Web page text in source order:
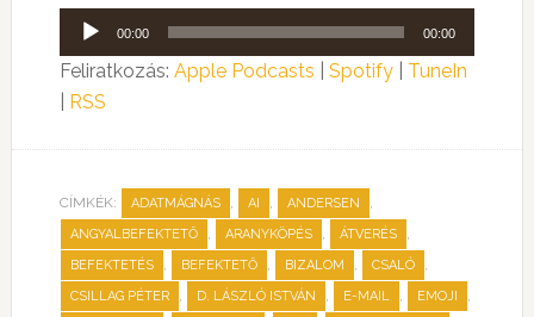
Audió
lejátszó
00:00 00:00
Feliratkozás: Apple Podcasts Spotify| TuneIn
RSS
CÍMKÉK: ADATMÁGNÁS , AI , ANDERSEN ,
ANGYALBEFEKTETŐ , ARANYKÖPÉS , ÁTVERÉS ,
BEFEKTETÉS , BEFEKTETŐ , BIZALOM , CSALÓ ,
CSILLAG PÉTER , D. LÁSZLÓ ISTVÁN , E-MAIL , EMOJI ,